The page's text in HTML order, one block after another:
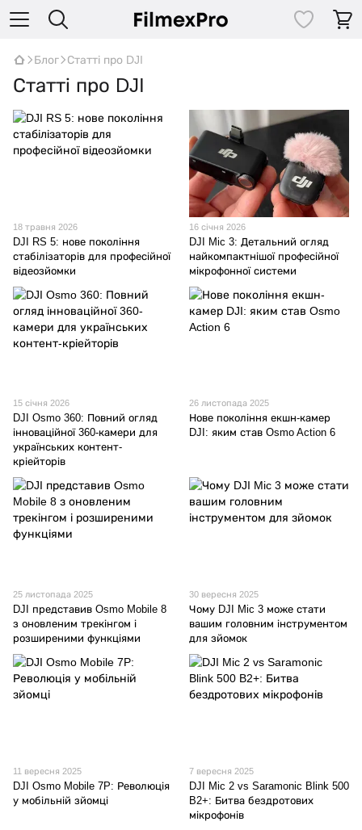
Блог Статті про DJI
Статті про DJI
18 травня 2026
DJI RS 5: нове покоління
стабілізаторів для професійної
відеозйомки
16 січня 2026
DJI Mic 3: Детальний огляд
найкомпактнішої професійної
мікрофонної системи
15 січня 2026
DJI Osmo 360: Повний огляд
інноваційної 360-камери для
українських контент-
кріейторів
26 листопада 2025
Нове покоління екшн-камер
DJI: яким став Osmo Action 6
25 листопада 2025
DJI представив Osmo Mobile 8
з оновленим трекінгом і
розширеними функціями
30 вересня 2025
Чому DJI Mic 3 може стати
вашим головним інструментом
для зйомок
11 вересня 2025
DJI Osmo Mobile 7P: Революція
у мобільній зйомці
7 вересня 2025
DJI Mic 2 vs Saramonic Blink 500
B2+: Битва бездротових
мікрофонів